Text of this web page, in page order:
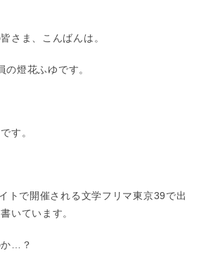
さま、こんばんは。
燈花ふゆです。
す。
トで開催される文学フリマ東京39で出
いています。
か…？